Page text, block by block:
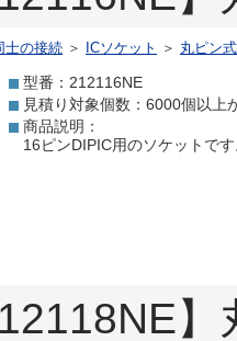
士の接続 ＞ ICソケット ＞ 丸ピン
型番：212116NE
見積り対象個数：6000個以上
商品説明：
16ピンDIPIC用のソケットで